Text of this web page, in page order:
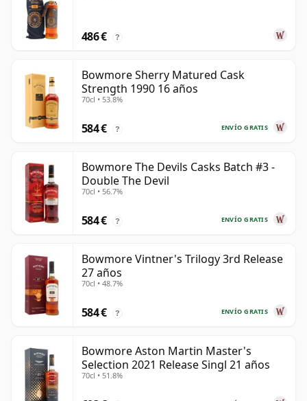
486 € ?
Bowmore Sherry Matured Cask
Strength 1990 16 años
70cl • 53.8%
ENVÍO GRATIS
584 € ?
Bowmore The Devils Casks Batch #3 -
Double The Devil
70cl • 56.7%
ENVÍO GRATIS
584 € ?
Bowmore Vintner's Trilogy 3rd Release
27 años
70cl • 48.7%
ENVÍO GRATIS
584 € ?
Bowmore Aston Martin Master's
Selection 2021 Release Singl 21 años
70cl • 51.8%